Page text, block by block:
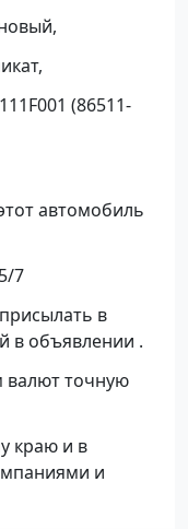
(86511-
автомобиль
7
в
в объявлении .
валют точную
краю и в
и